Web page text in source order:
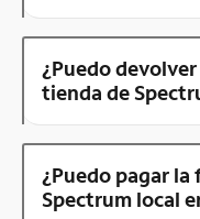
¿Puedo
tienda de
¿Puedo pagar
Spectrum local